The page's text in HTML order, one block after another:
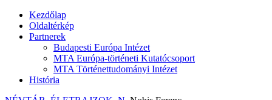
Kezdőlap
Oldaltérkép
Partnerek
Budapesti Európa Intézet
MTA Európa-történeti Kutatócsoport
MTA Történettudományi Intézet
História